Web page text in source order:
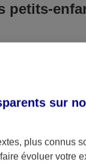
petits-
responsable
en guise de
été désigné ou
seule une
sur
plus connus
évoluer votre